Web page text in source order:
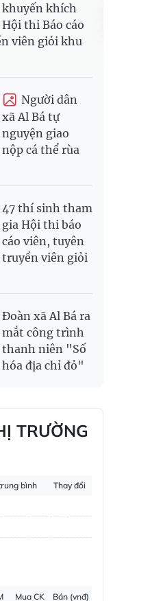
khuyến khích
Hội thi Báo cáo
viên giỏi khu
Người dân
xã Al Bá tự
nguyện giao
nộp cá thể rùa
47 thí sinh tham
gia Hội thi báo
cáo viên, tuyên
truyền viên giỏi
Đoàn xã Al Bá ra
mắt công trình
thanh niên "Số
hóa địa chỉ đỏ"
TRƯỜNG
bình
Thay đổi
Mua CK
Bán (vnđ)